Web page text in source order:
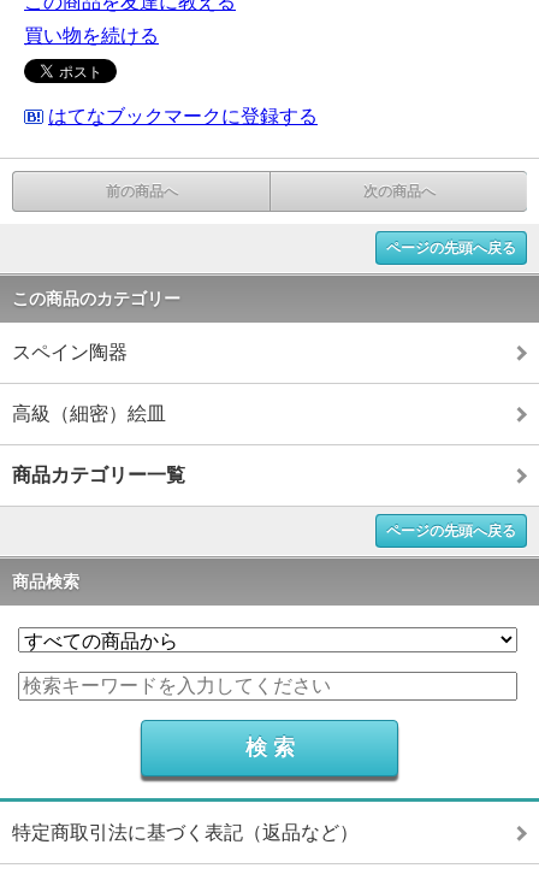
買い物を続ける
はてなブックマークに登録する
前の商品へ 次の商品へ
ページの先頭へ戻る
この商品のカテゴリー
スペイン陶器
高級（細密）絵皿
商品カテゴリー一覧
ページの先頭へ戻る
商品検索
特定商取引法に基づく表記（返品など）